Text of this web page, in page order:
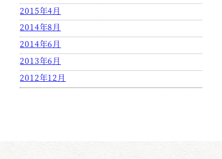
2015年4月
2014年8月
2014年6月
2013年6月
2012年12月